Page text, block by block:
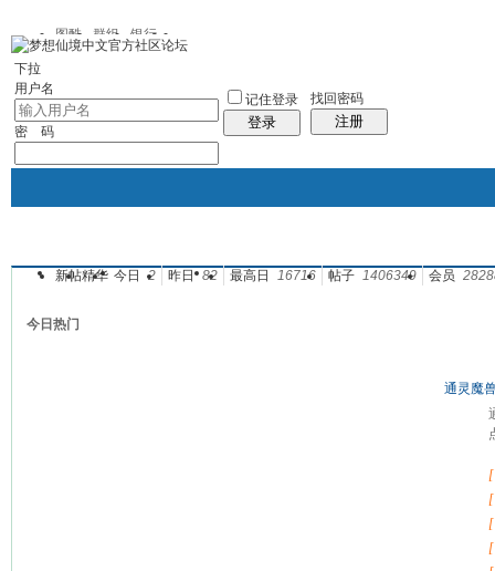
图酷 群组 银行
下拉
用户名
密 码
记住登录
登录
找回密码
注册
银行 群组聚合 我的空间
新帖精华 今日 2 昨日 82 最高日 16716 帖子 1406349 会员
今日热门
通灵魔